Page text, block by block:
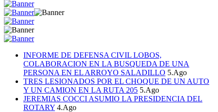
INFORME DE DEFENSA CIVIL LOBOS,
COLABORACION EN LA BUSQUEDA DE UNA
PERSONA EN EL ARROYO SALADILLO 5.Ago
TRES LESIONADOS POR EL CHOQUE DE UN AUTO
Y UN CAMION EN LA RUTA 205 5.Ago
JEREMIAS COCCI ASUMIO LA PRESIDENCIA DEL
ROTARY 4.Ago